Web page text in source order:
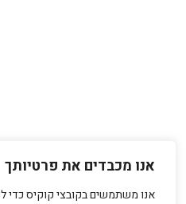
אנו מכבדים את פרטיותך
אנו משתמשים בקובצי קוקיס כדי